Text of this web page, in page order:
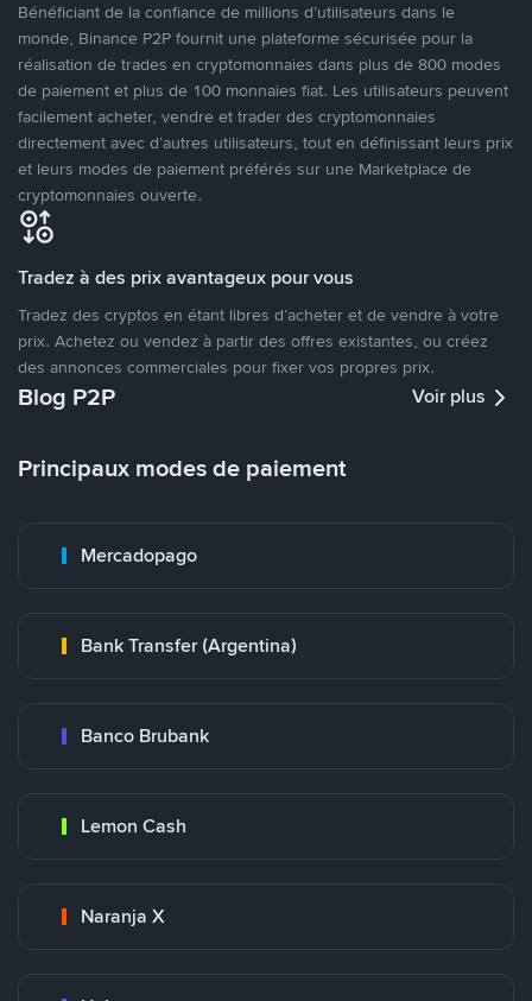
Bénéficiant de la confiance de millions d’utilisateurs dans le
monde, Binance P2P fournit une plateforme sécurisée pour la
réalisation de trades en cryptomonnaies dans plus de 800 modes
de paiement et plus de 100 monnaies fiat. Les utilisateurs peuvent
facilement acheter, vendre et trader des cryptomonnaies
directement avec d’autres utilisateurs, tout en définissant leurs prix
et leurs modes de paiement préférés sur une Marketplace de
cryptomonnaies ouverte.
Tradez à des prix avantageux pour vous
Tradez des cryptos en étant libres d’acheter et de vendre à votre
prix. Achetez ou vendez à partir des offres existantes, ou créez
des annonces commerciales pour fixer vos propres prix.
Blog P2P Voir plus
Principaux modes de paiement
Mercadopago
Bank Transfer (Argentina)
Banco Brubank
Lemon Cash
Naranja X